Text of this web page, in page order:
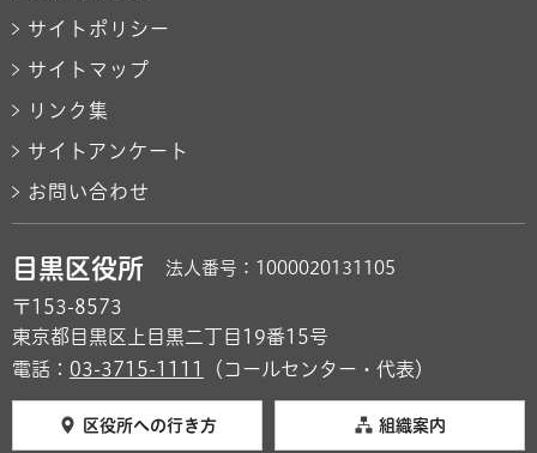
サイトポリシー
サイトマップ
リンク集
サイトアンケート
お問い合わせ
目黒区役所 法人番号：1000020131105
〒153-8573
東京都目黒区上目黒二丁目19番15号
電話： 03-3715-1111 （コールセンター・代表）
区役所への行き方 組織案内